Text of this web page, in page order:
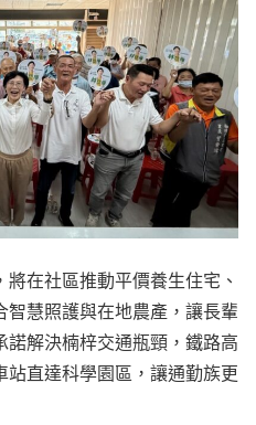
在社區推動平價養生住宅、
慧照護與在地農產，讓長輩
解決楠梓交通瓶頸，鐵路高
直達科學園區，讓通勤族更